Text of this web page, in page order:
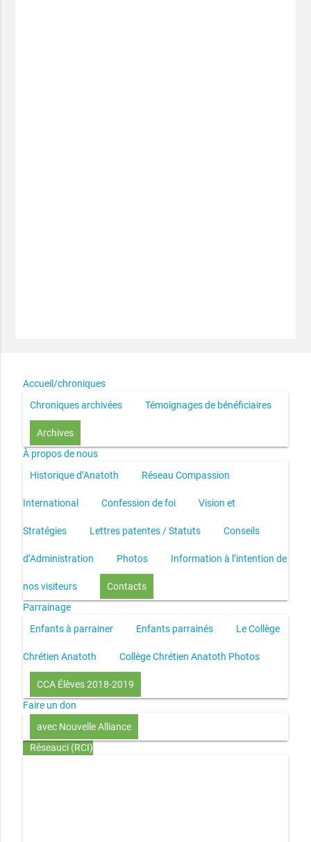
Accueil/chroniques
Chroniques archivées
Témoignages de bénéficiaires
Archives
À propos de nous
Historique d’Anatoth
Réseau Compassion
International Confession de foi Vision et
Stratégies Lettres patentes / Statuts Conseils
d’Administration Photos Information à l’intention de
nos visiteurs
Contacts
Parrainage
Enfants à parrainer
Enfants parrainés Le Collège
Chrétien Anatoth Collège Chrétien Anatoth Photos
CCA Élèves 2018-2019
Faire un don
avec Nouvelle Alliance
Réseauci (RCI)